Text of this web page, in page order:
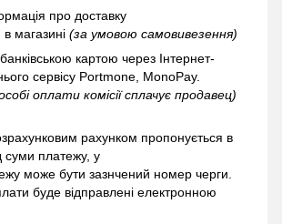
про доставку
магазині (за умовою самовивезення)
картою через Інтернет-
сервісу Portmone, MonoPay.
оплати комісії сплачує продавец)
рахунком пропонується в
суми платежу, у
може бути зазнчений номер черги.
буде відправлені електронною